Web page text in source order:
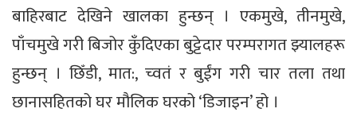
बाहिरबाट देखिने खालका हुन्छन् । एकमुखे, तीनमुखे,
पाँचमुखे गरी बिजोर कुँदिएका बुट्टेदार परम्परागत झ्यालहरू
हुन्छन् । छिँडी, मात:, च्वतं र बुईंग गरी चार तला तथा
छानासहितको घर मौलिक घरको ‘डिजाइन’ हो ।